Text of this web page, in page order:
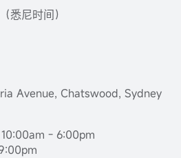
悉尼时间）
Avenue, Chatswood, Sydney
- 6:00pm